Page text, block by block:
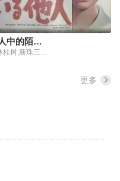
女人中的陌生人
更多